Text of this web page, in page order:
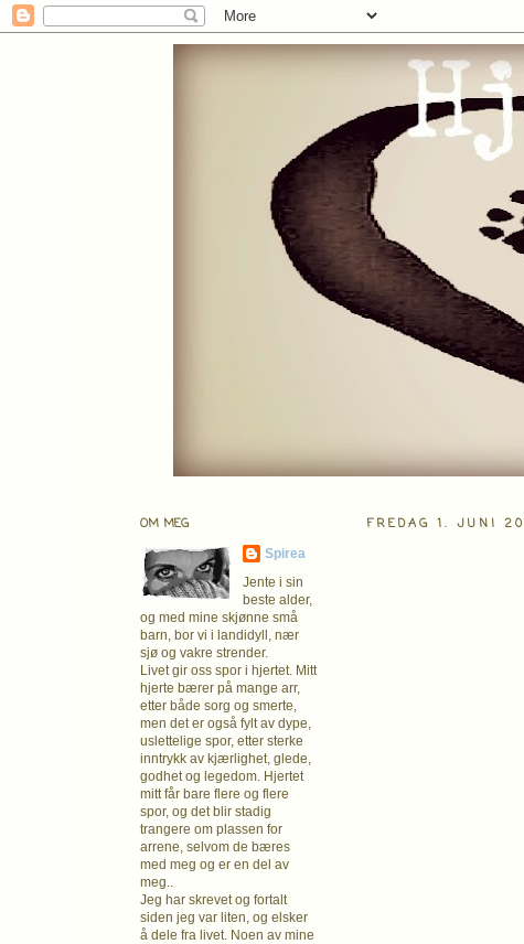
FREDAG 1. JUNI
OM MEG
Spirea
Jente i sin
beste alder,
og med mine skjønne små
barn, bor vi i landidyll, nær
sjø og vakre strender.
Livet gir oss spor i hjertet. Mitt
hjerte bærer på mange arr,
etter både sorg og smerte,
men det er også fylt av dype,
uslettelige spor, etter sterke
inntrykk av kjærlighet, glede,
godhet og legedom. Hjertet
mitt får bare flere og flere
spor, og det blir stadig
trangere om plassen for
arrene, selvom de bæres
med meg og er en del av
meg..
Jeg har skrevet og fortalt
siden jeg var liten, og elsker
å dele fra livet. Noen av mine